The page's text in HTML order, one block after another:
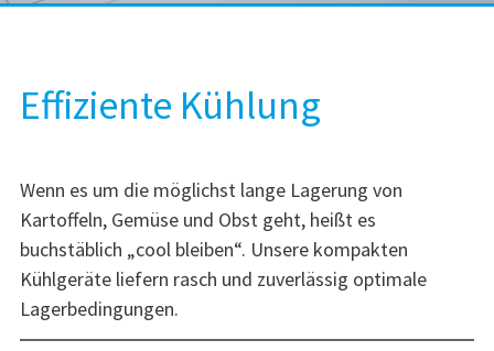
Effiziente Kühlung
Wenn es um die möglichst lange Lagerung von
Kartoffeln, Gemüse und Obst geht, heißt es
buchstäblich „cool bleiben“. Unsere kompakten
Kühlgeräte liefern rasch und zuverlässig optimale
Lagerbedingungen.